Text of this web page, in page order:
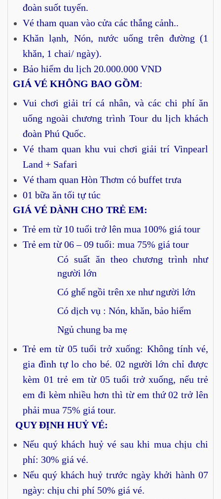
đoàn suốt tuyến.
Vé tham quan vào cửa các thắng cảnh..
Khăn lạnh, Nón, nước uống trên đường (1
khăn, 1 chai/ ngày).
Bảo hiểm du lịch 20.000.000 VND
GIÁ VÉ KHÔNG BAO GỒM:
Vui chơi giải trí cá nhân, và các chi phí ăn
uống ngoài chương trình Tour du lịch khách
đoàn Phú Quốc.
Vé tham quan khu vui chơi giải trí Vinpearl
Land + Safari
Vé tham quan Hòn Thơm có buffet trưa
01 bữa ăn tối tự túc
GIÁ VÉ DÀNH CHO TRẺ EM:
Trẻ em từ 10 tuổi trở lên mua 100% giá tour
Trẻ em từ 06 – 09 tuổi: mua 75% giá tour
Có suất ăn theo chương trình như
người lớn
Có ghế ngồi trên xe như người lớn
Có dịch vụ : Nón, khăn, bảo hiểm
Ngủ chung ba mẹ
Trẻ em từ 05 tuổi trở xuống: Không tính vé,
gia đình tự lo cho bé. 02 người lớn chỉ được
kèm 01 trẻ em từ 05 tuổi trở xuống, nếu trẻ
em đi kèm nhiều hơn thì từ em thứ 02 trở lên
phải mua 75% giá tour.
QUY ĐỊNH HUỶ VÉ:
Nếu quý khách huỷ vé sau khi mua chịu chi
phí: 30% giá vé.
Nếu quý khách huỷ trước ngày khởi hành 07
ngày: chịu chi phí 50% giá vé.